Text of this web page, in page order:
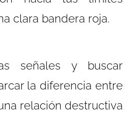
clara bandera roja.
señales y buscar
la diferencia entre
relación destructiva